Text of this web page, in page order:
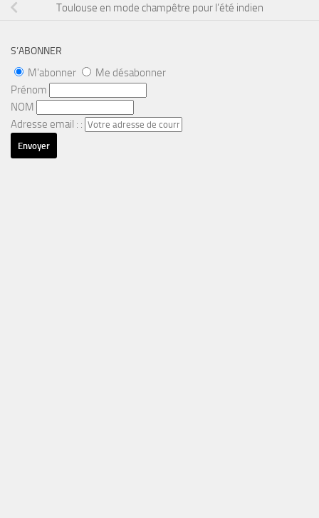
Toulouse en mode champêtre pour l’été indien
S’ABONNER
M'abonner
Me désabonner
Prénom
NOM
Adresse email : :